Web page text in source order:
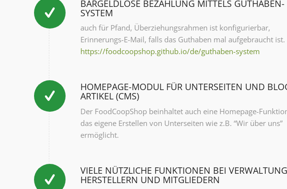
BARGELDLOSE BEZAHLUNG MITTELS GUTHABEN-
SYSTEM
auch für Pfand, Überziehungsrahmen ist konfigurierbar,
Erinnerungs-E-Mail, falls das Guthaben mal aufgebraucht ist.
https://foodcoopshop.github.io/de/guthaben-system
HOMEPAGE-MODUL FÜR UNTERSEITEN UND
ARTIKEL (CMS)
Der FoodCoopShop beinhaltet auch eine Homepage-
das eigene Erstellen von Unterseiten wie z.B. “Wir über uns”
ermöglicht.
VIELE NÜTZLICHE FUNKTIONEN BEI
HERSTELLERN UND MITGLIEDERN